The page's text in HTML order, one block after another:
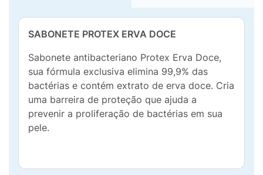
SABONETE PROTEX ERVA DOCE
Sabonete antibacteriano Protex Erva Doce,
sua fórmula exclusiva elimina 99,9% das
bactérias e contém extrato de erva doce. Cria
uma barreira de proteção que ajuda a
prevenir a proliferação de bactérias em sua
pele.